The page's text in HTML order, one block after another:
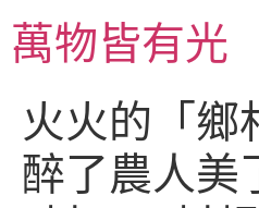
主萬物皆有光
火火的「鄉
醉了農人